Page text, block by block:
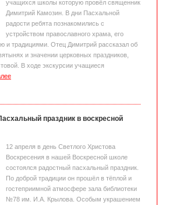
учащихся школы которую провёл священник
Димитрий Камозин. В дни Пасхальной
радости ребята познакомились с
устройством православного храма, его
и традициями. Отец Димитрий рассказал об
и значении церковных праздников,
В ходе экскурсии учащиеся
праздник в воскресной
12 апреля в день Светлого Христова
Воскресения в нашей Воскресной школе
состоялся радостный пасхальный праздник.
По доброй традиции он прошёл в тёплой и
гостеприимной атмосфере зала библиотеки
№78 им. И.А. Крылова. Особым украшением